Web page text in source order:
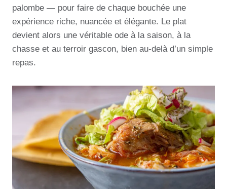
palombe — pour faire de chaque bouchée une
expérience riche, nuancée et élégante. Le plat
devient alors une véritable ode à la saison, à la
chasse et au terroir gascon, bien au-delà d’un simple
repas.